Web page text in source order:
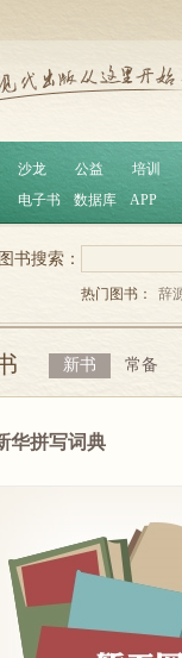
沙龙 公益
培训
电子书 数据库 APP
图书搜索：
热门图书： 辞
新书 常备
华拼写词典